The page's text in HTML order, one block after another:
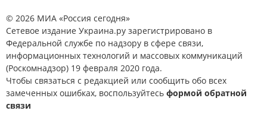
© 2026 МИА «Россия сегодня»
Сетевое издание Украина.ру зарегистрировано в
Федеральной службе по надзору в сфере связи,
информационных технологий и массовых коммуникаций
(Роскомнадзор) 19 февраля 2020 года.
Чтобы связаться с редакцией или сообщить обо всех
замеченных ошибках, воспользуйтесь формой обратной
связи